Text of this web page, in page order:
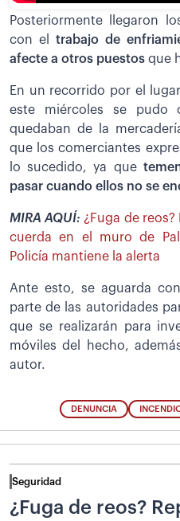
Posteriormente llegaron
con el trabajo de
afecte a otros puestos que
En un recorrido por el
este miércoles se pudo
quedaban de la
que los comerciantes
lo sucedido, ya que
pasar cuando ellos no se
MIRA AQUÍ:¿Fuga de
cuerda en el muro de
Policía mantiene la alerta
Ante esto, se aguarda
parte de las autoridades
que se realizarán para
móviles del hecho,
autor.
DENUNCIA
Seguridad
¿Fuga de reos?